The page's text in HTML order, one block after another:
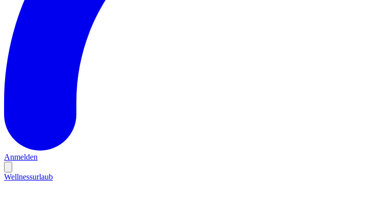
Anmelden
Wellnessurlaub